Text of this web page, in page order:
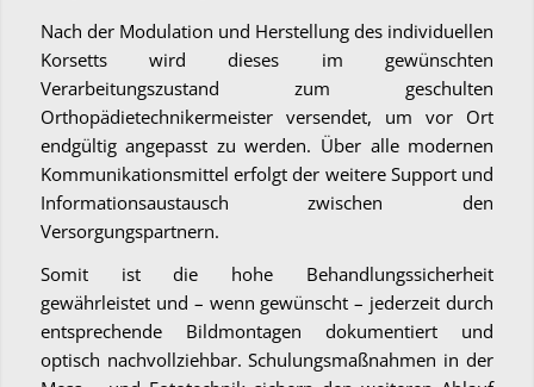
Nach der Modulation und Herstellung des individuellen
Korsetts wird dieses im gewünschten
Verarbeitungszustand zum geschulten
Orthopädietechnikermeister versendet, um vor Ort
endgültig angepasst zu werden. Über alle modernen
Kommunikationsmittel erfolgt der weitere Support und
Informationsaustausch zwischen den
Versorgungspartnern.
Somit ist die hohe Behandlungssicherheit
gewährleistet und – wenn gewünscht – jederzeit durch
entsprechende Bildmontagen dokumentiert und
optisch nachvollziehbar. Schulungsmaßnahmen in der